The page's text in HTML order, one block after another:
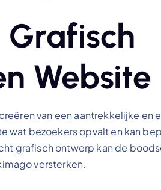
Website
van een aantrekkelijke
wat bezoekers opvalt en kan
grafisch ontwerp kan de
versterken.